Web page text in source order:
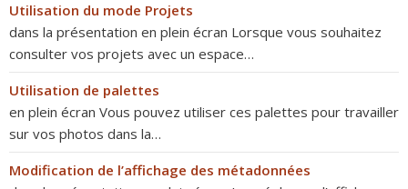
Utilisation du mode Projets
dans la présentation en plein écran Lorsque vous souhaitez
consulter vos projets avec un espace…
Utilisation de palettes
en plein écran Vous pouvez utiliser ces palettes pour travailler
sur vos photos dans la…
Modification de l’affichage des métadonnées